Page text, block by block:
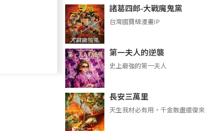
諸葛四郎-大戰魔鬼黨
台灣國寶級漫畫IP
第一夫人的逆襲
史上最強的第一夫人
長安三萬里
天生我材必有用，千金散盡還復來